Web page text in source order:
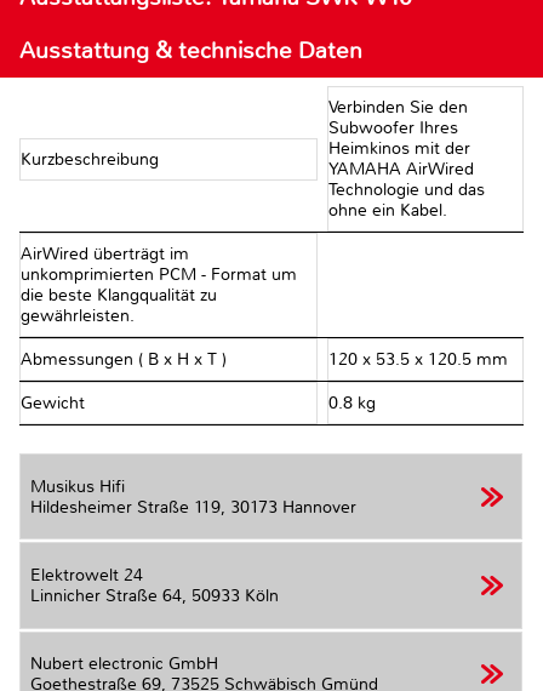
Ausstattung & technische Daten
Kurzbeschreibung
Verbinden Sie den
Subwoofer Ihres
Heimkinos mit der
YAMAHA AirWired
Technologie und das
ohne ein Kabel.
AirWired überträgt im
unkomprimierten PCM - Format um
die beste Klangqualität zu
gewährleisten.
Abmessungen ( B x H x T ) 120 x 53.5 x 120.5 mm
Gewicht 0.8 kg
Musikus Hifi
Hildesheimer Straße 119, 30173 Hannover
Elektrowelt 24
Linnicher Straße 64, 50933 Köln
Nubert electronic GmbH
Goethestraße 69, 73525 Schwäbisch Gmünd